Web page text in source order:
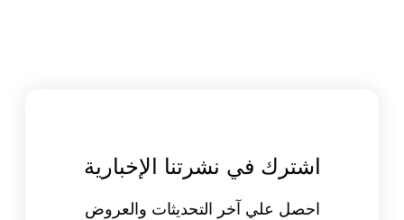
اشترك في نشرتنا الإخبارية
احصل علي آخر التحديثات والعروض